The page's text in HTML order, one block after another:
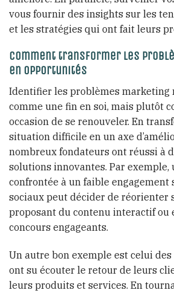
vous fournir des insights sur les
et les stratégies qui ont fait leurs
Comment transformer les
en opportunités
Identifier les problèmes marketing
comme une fin en soi, mais plutôt
occasion de se renouveler. En
situation difficile en un axe
nombreux fondateurs ont réussi à
solutions innovantes. Par exemple,
confrontée à un faible engagement
sociaux peut décider de réorienter
proposant du contenu interactif ou
concours engageants.
Un autre bon exemple est celui
ont su écouter le retour de leurs
leurs produits et services. En